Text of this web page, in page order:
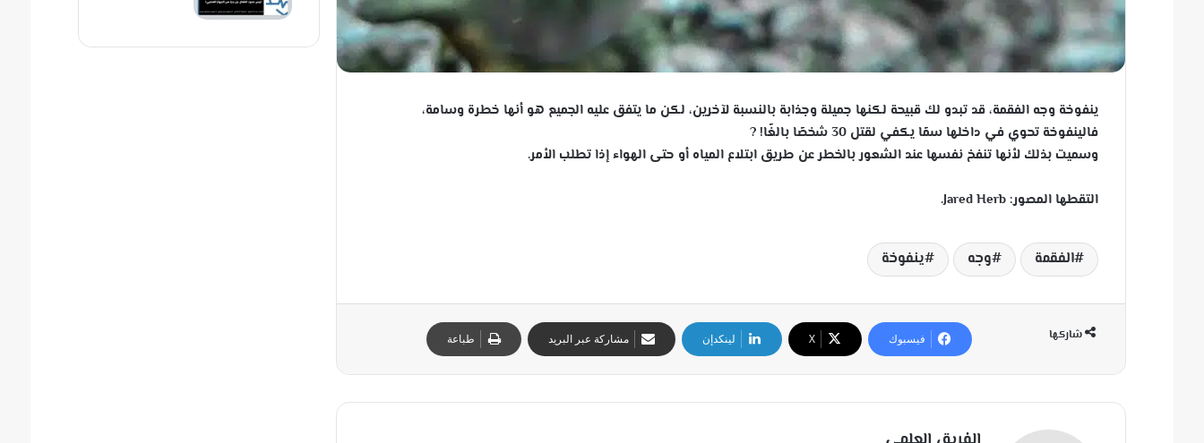
ينفوخة وجه الفقمة، قد تبدو لك قبيحة لكنها جميلة وجذابة بالنسبة لآخرين، لكن ما يتفق عليه الجميع هو أنها خطرة وسامة،
فالينفوخة تحوي في داخلها سمًا يكفي لقتل 30 شخصًا بالغًا!
?
وسميت بذلك لأنها تنفخ نفسها عند الشعور بالخطر عن طريق ابتلاع المياه أو حتى الهواء إذا تطلب الأمر.
التقطها المصور: Jared Herb.
الفقمة وجه ينفوخة
شاركها فيسبوك ‫X لينكدإن مشاركة عبر البريد طباعة